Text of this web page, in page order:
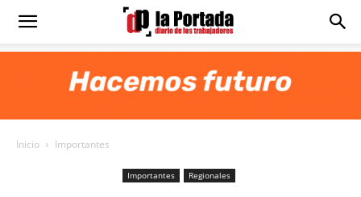
Diario
Inicio Importantes
Importantes Regionales